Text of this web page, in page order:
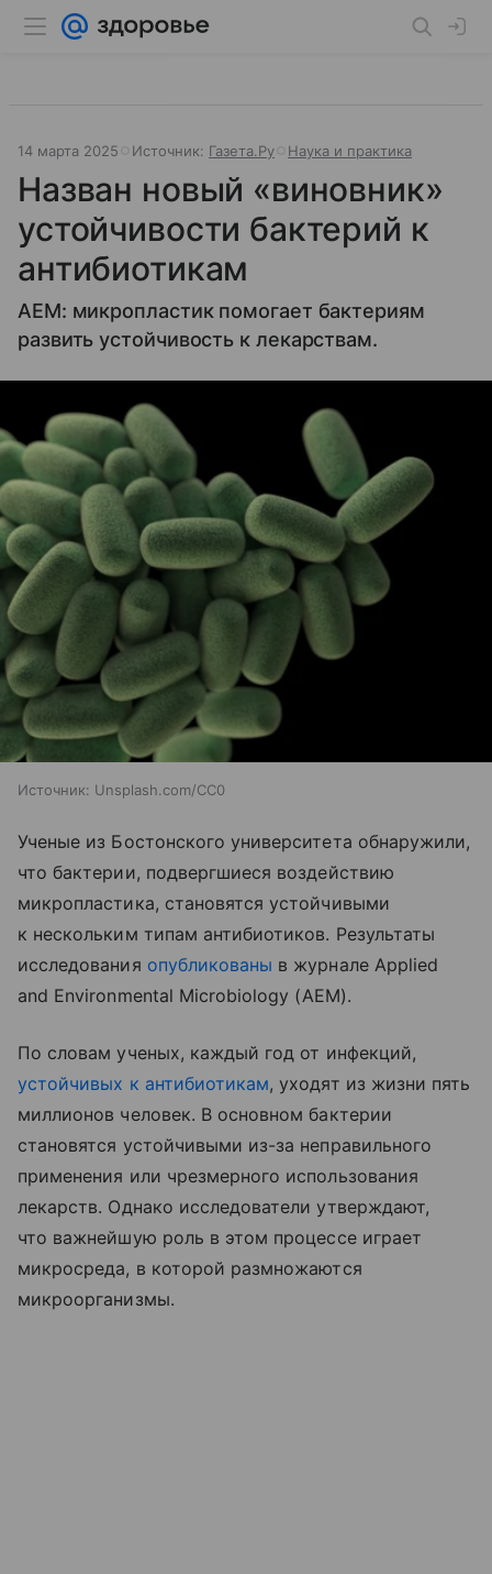
14 марта 2025 Источник: Газета.Ру Наука и практика
Назван новый «виновник»
устойчивости бактерий к
антибиотикам
АЕМ: микропластик помогает бактериям
развить устойчивость к лекарствам.
Источник: Unsplash.com/CC0
Ученые из Бостонского университета обнаружили,
что бактерии, подвергшиеся воздействию
микропластика, становятся устойчивыми
к нескольким типам антибиотиков. Результаты
исследования опубликованы в журнале Applied
and Environmental Microbiology (AEM).
По словам ученых, каждый год от инфекций,
устойчивых к антибиотикам, уходят из жизни пять
миллионов человек. В основном бактерии
становятся устойчивыми из-за неправильного
применения или чрезмерного использования
лекарств. Однако исследователи утверждают,
что важнейшую роль в этом процессе играет
микросреда, в которой размножаются
микроорганизмы.